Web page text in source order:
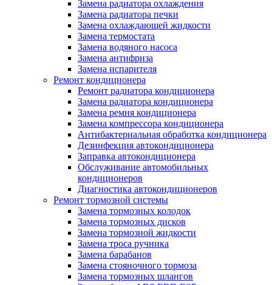
Замена радиатора охлаждения
Замена радиатора печки
Замена охлаждающей жидкости
Замена термостата
Замена водяного насоса
Замена антифриза
Замена испарителя
Ремонт кондиционера
Ремонт радиатора кондиционера
Замена радиатора кондиционера
Замена ремня кондиционера
Замена компрессора кондиционера
Антибактериальная обработка кондиционера
Дезинфекция автокондиционера
Заправка автокондиционера
Обслуживание автомобильных
кондиционеров
Диагностика автокондиционеров
Ремонт тормозной системы
Замена тормозных колодок
Замена тормозных дисков
Замена тормозной жидкости
Замена троса ручника
Замена барабанов
Замена стояночного тормоза
Замена тормозных шлангов